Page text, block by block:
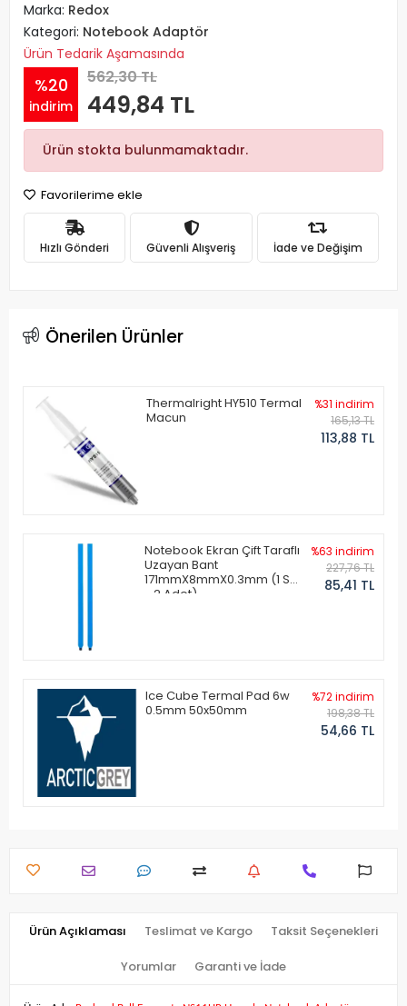
Marka: Redox
Kategori: Notebook Adaptör
Ürün Tedarik Aşamasında
%20
indirim
562,30 TL
449,84 TL
Ürün stokta bulunmamaktadır.
Favorilerime ekle
Hızlı Gönderi Güvenli Alışveriş İade ve Değişim
Önerilen Ürünler
Thermalright HY510 Termal
Macun
%31 indirim
165,13 TL
113,88 TL
Notebook Ekran Çift Taraflı
Uzayan Bant
171mmX8mmX0.3mm (1 Set
- 2 Adet)
%63 indirim
227,76 TL
85,41 TL
Ice Cube Termal Pad 6w
0.5mm 50x50mm
%72 indirim
198,38 TL
54,66 TL
Ürün Açıklaması Teslimat ve Kargo Taksit Seçenekleri
Yorumlar Garanti ve İade